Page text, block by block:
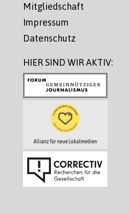
Mitgliedschaft
Impressum
Datenschutz
HIER SIND WIR AKTIV: